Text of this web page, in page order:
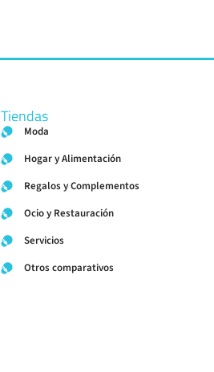
Tiendas
Moda
Hogar y Alimentación
Regalos y Complementos
Ocio y Restauración
Servicios
Otros comparativos